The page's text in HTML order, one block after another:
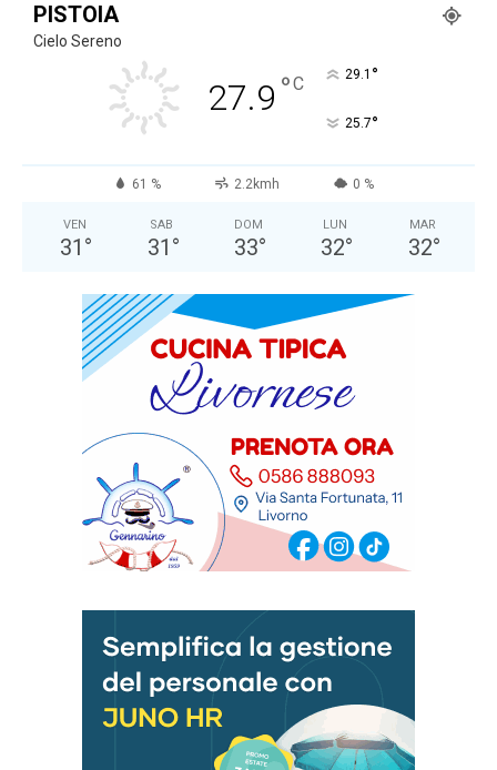
PISTOIA
Cielo Sereno
27.9 °C 29.1 °
25.7°
61 % 2.2kmh 0 %
VEN
31 °
SAB
31 °
DOM
33°
LUN
32°
MAR
32°